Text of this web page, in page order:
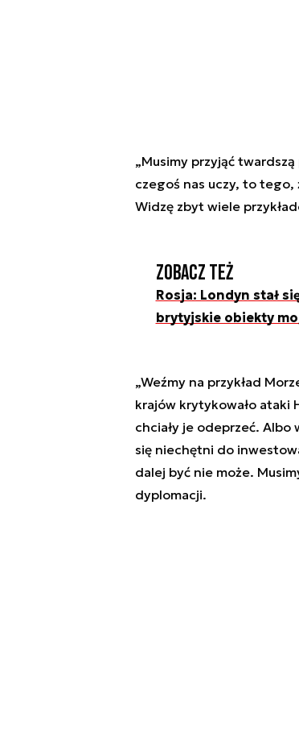
„Musimy przyjąć
czegoś nas uczy, to
Widzę zbyt wiele
Zobacz też
Rosja: Londyn stał
brytyjskie obiekty
„Weźmy na przykład
krajów krytykowało ataki
chciały je odeprzeć.
się niechętni do
dalej być nie może.
dyplomacji.